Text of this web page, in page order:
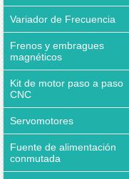
Variador de Frecuencia
Frenos y embragues
magnéticos
Kit de motor paso a paso
CNC
Servomotores
Fuente de alimentación
conmutada